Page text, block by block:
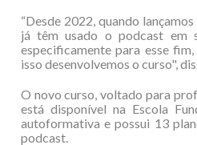
“Desde 2022, quando
já têm usado o podcast em
especificamente para esse
isso desenvolvemos o curso",
O novo curso, voltado para
está disponível na Escola
autoformativa e possui 13
podcast.